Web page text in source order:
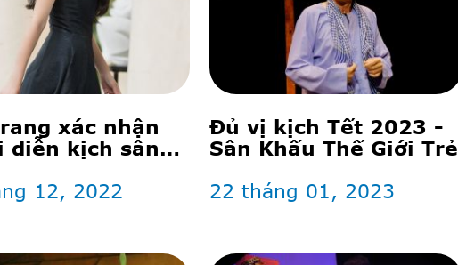
xác nhận
diễn kịch sân
12, 2022
Đủ vị kịch Tết 2023 -
Sân Khấu Thế Giới Trẻ
22 tháng 01, 2023